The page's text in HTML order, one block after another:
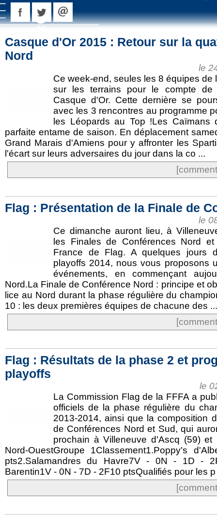
Casque d'Or 2015 : Retour sur la
Nord
le
Ce week-end, seules les 8 équipes de
sur les terrains pour le compte de
Casque d'Or. Cette dernière se
avec les 3 rencontres au programme
les Léopards au Top !Les Caïmans
parfaite entame de saison. En déplacement
Grand Marais d'Amiens pour y affronter les
l'écart sur leurs adversaires du jour dans la co ...
Flag : Présentation de la Finale de
le
Ce dimanche auront lieu, à
les Finales de Conférences Nord
France de Flag. A quelques jours
playoffs 2014, nous vous proposons
événements, en commençant
Nord.La Finale de Conférence Nord : principe et
lice au Nord durant la phase régulière du
10 : les deux premières équipes de chacune des ...
Flag : Résultats de la phase 2 et
playoffs
le
La Commission Flag de la FFFA a
officiels de la phase régulière du
2013-2014, ainsi que la composition
de Conférences Nord et Sud, qui
prochain à Villeneuve d'Ascq (59) et
Nord-OuestGroupe 1Classement1.Poppy's
pts2.Salamandres du Havre7V - 0N - 1D -
Barentin1V - 0N - 7D - 2F10 ptsQualifiés pour les p